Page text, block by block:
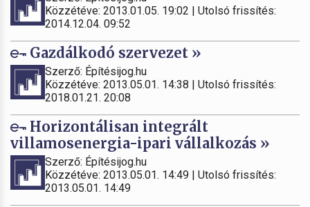
Közzétéve: 2013.01.05. 19:02 | Utolsó frissítés:
2014.12.04. 09:52
Gazdálkodó szervezet »
Szerző: Építésijog.hu
Közzétéve: 2013.05.01. 14:38 | Utolsó frissítés:
2018.01.21. 20:08
Horizontálisan integrált
villamosenergia-ipari vállalkozás »
Szerző: Építésijog.hu
Közzétéve: 2013.05.01. 14:49 | Utolsó frissítés:
2013.05.01. 14:49